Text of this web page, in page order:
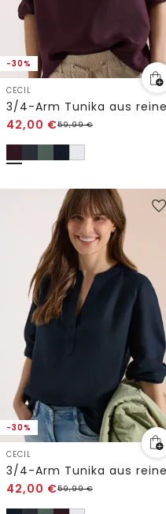
-30%
CECIL
42,00 €59,99€
-30%
CECIL
42,00 €59,99€